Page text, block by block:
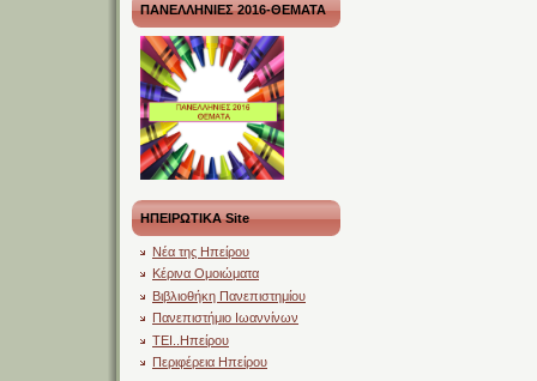
ΠΑΝΕΛΛΗΝΙΕΣ 2016-ΘΕΜΑΤΑ
ΗΠΕΙΡΩΤΙΚΑ Site
Νέα της Ηπείρου
Κέρινα Ομοιώματα
Βιβλιοθήκη Πανεπιστημίου
Πανεπιστήμιο Ιωαννίνων
ΤΕΙ..Ηπείρου
Περιφέρεια Ηπείρου